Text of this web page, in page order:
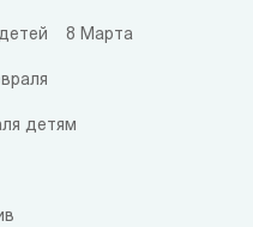
8 Марта
детям